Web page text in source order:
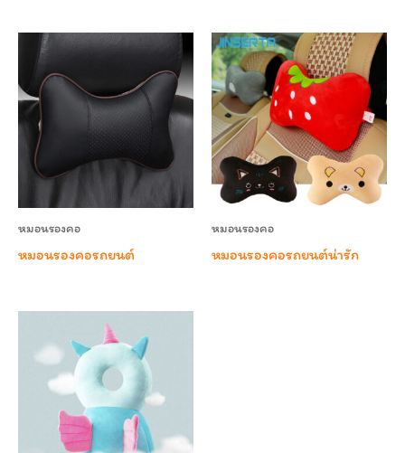
หมอนรองคอ
หมอนรองคอรถยนต์
หมอนรองคอ
หมอนรองคอรถยนต์น่ารัก